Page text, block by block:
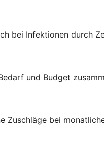
bei Infektionen durch
und Budget
Zuschläge bei